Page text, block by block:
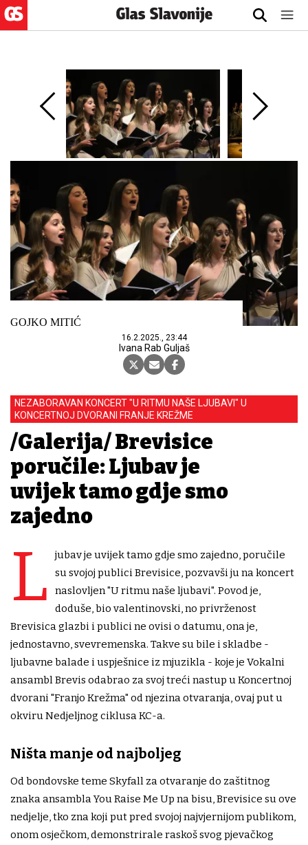
GOJKO MITIĆ
16.2.2025., 23:44
Ivana Rab Guljaš
NEZABORAVAN KONCERT "U RITMU NAŠE LJUBAVI" U
KONCERTNOJ DVORANI FRANJE KREŽME
/Galerija/ Brevisice
poručile: Ljubav je
uvijek tamo gdje smo
zajedno
L
jubav je uvijek tamo gdje smo zajedno, poručile
su svojoj publici Brevisice, pozvavši ju na koncert
naslovljen "U ritmu naše ljubavi". Povod je,
doduše, bio valentinovski, no privrženost
Brevisica glazbi i publici ne ovisi o datumu, ona je,
jednostavno, svevremenska. Takve su bile i skladbe -
ljubavne balade i uspješnice iz mjuzikla - koje je Vokalni
ansambl Brevis odabrao za svoj treći nastup u Koncertnoj
dvorani "Franjo Krežma" od njezina otvaranja, ovaj put u
okviru Nedjeljnog ciklusa KC-a.
Ništa manje od najboljeg
Od bondovske teme Skyfall za otvaranje do zaštitnog
znaka ansambla You Raise Me Up na bisu, Brevisice su ove
nedjelje, tko zna koji put pred svojoj najvjernijom publikom,
onom osječkom, demonstrirale raskoš svog pjevačkog